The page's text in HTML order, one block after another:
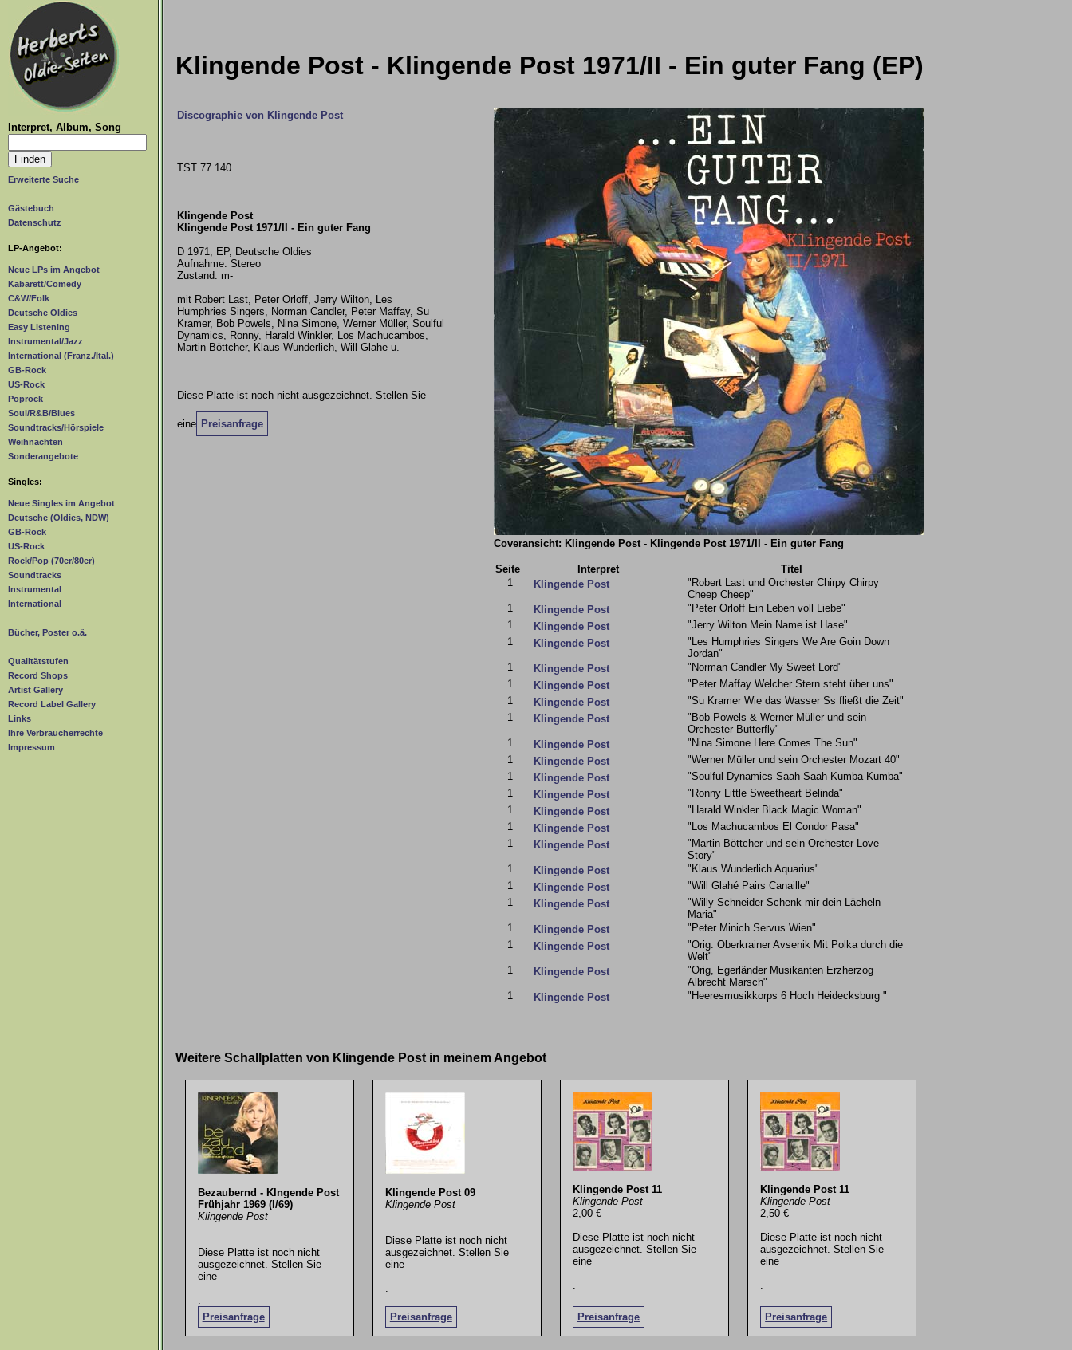
Interpret, Album, Song
Erweiterte Suche
Gästebuch
Datenschutz
LP-Angebot:
Neue LPs im Angebot
Kabarett/Comedy
C&W/Folk
Deutsche Oldies
Easy Listening
Instrumental/Jazz
International (Franz./Ital.)
GB-Rock
US-Rock
Poprock
Soul/R&B/Blues
Soundtracks/Hörspiele
Weihnachten
Sonderangebote
Singles:
Neue Singles im Angebot
Deutsche (Oldies, NDW)
GB-Rock
US-Rock
Rock/Pop (70er/80er)
Soundtracks
Instrumental
International
Bücher, Poster o.ä.
Qualitätstufen
Record Shops
Artist Gallery
Record Label Gallery
Links
Ihre Verbraucherrechte
Impressum
Klingende Post - Klingende Post 1971/II - Ein guter Fang (EP)
Discographie von Klingende Post
TST 77 140
Klingende Post
Klingende Post 1971/II - Ein guter Fang
D 1971, EP, Deutsche Oldies
Aufnahme: Stereo
Zustand: m-
mit Robert Last, Peter Orloff, Jerry Wilton, Les
Humphries Singers, Norman Candler, Peter Maffay, Su
Kramer, Bob Powels, Nina Simone, Werner Müller, Soulful
Dynamics, Ronny, Harald Winkler, Los Machucambos,
Martin Böttcher, Klaus Wunderlich, Will Glahe u.
Diese Platte ist noch nicht ausgezeichnet. Stellen Sie
eine Preisanfrage
Coveransicht: Klingende Post - Klingende Post 1971/II - Ein guter Fang
Seite Interpret
Titel
1
Klingende Post
"Robert Last und Orchester Chirpy Chirpy
Cheep Cheep"
1
Klingende Post
"Peter Orloff Ein Leben voll Liebe"
1
Klingende Post
"Jerry Wilton Mein Name ist Hase"
1
Klingende Post
"Les Humphries Singers We Are Goin Down
Jordan"
1
Klingende Post
"Norman Candler My Sweet Lord"
1
Klingende Post
"Peter Maffay Welcher Stern steht über uns"
1
Klingende Post
"Su Kramer Wie das Wasser Ss fließt die Zeit"
1
Klingende Post
"Bob Powels & Werner Müller und sein
Orchester Butterfly"
1
Klingende Post
"Nina Simone Here Comes The Sun"
1
Klingende Post
"Werner Müller und sein Orchester Mozart 40"
1
Klingende Post
"Soulful Dynamics Saah-Saah-Kumba-Kumba"
1
Klingende Post
"Ronny Little Sweetheart Belinda"
1
Klingende Post
"Harald Winkler Black Magic Woman"
1
Klingende Post
"Los Machucambos El Condor Pasa"
1
Klingende Post
"Martin Böttcher und sein Orchester Love
Story"
1
Klingende Post
"Klaus Wunderlich Aquarius"
1
Klingende Post
"Will Glahé Pairs Canaille"
1
Klingende Post
"Willy Schneider Schenk mir dein Lächeln
Maria"
1
Klingende Post
"Peter Minich Servus Wien"
1
Klingende Post
"Orig. Oberkrainer Avsenik Mit Polka durch die
Welt"
1
Klingende Post
"Orig, Egerländer Musikanten Erzherzog
Albrecht Marsch"
1
Klingende Post "Heeresmusikkorps 6 Hoch Heidecksburg "
Weitere Schallplatten von Klingende Post in meinem Angebot
Bezaubernd - Klngende Post
Frühjahr 1969 (I/69)
Klingende Post
Diese Platte ist noch nicht
ausgezeichnet. Stellen Sie
eine
Preisanfrage
Klingende Post 09
Klingende Post
Diese Platte ist noch nicht
ausgezeichnet. Stellen Sie
eine
Preisanfrage
Klingende Post 11
Klingende Post
2,00 €
Diese Platte ist noch nicht
ausgezeichnet. Stellen Sie
eine
Preisanfrage
Klingende Post 11
Klingende Post
2,50 €
Diese Platte ist noch nicht
ausgezeichnet. Stellen Sie
eine
Preisanfrage